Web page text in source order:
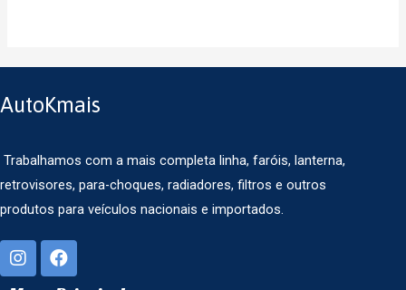
AutoKmais
Trabalhamos com a mais completa linha, faróis, lanterna,
retrovisores, para-choques, radiadores, filtros e outros
produtos para veículos nacionais e importados.